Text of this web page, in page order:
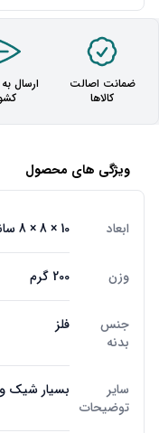
ضمانت اصالت
کالاها
ارسال
ویژگی های محصول
ابعاد 10 × 8 × 8 سانتی متر
وزن 200 گرم
جنس
بدنه
فلز
سایر
توضیحات
بسیار شیک و